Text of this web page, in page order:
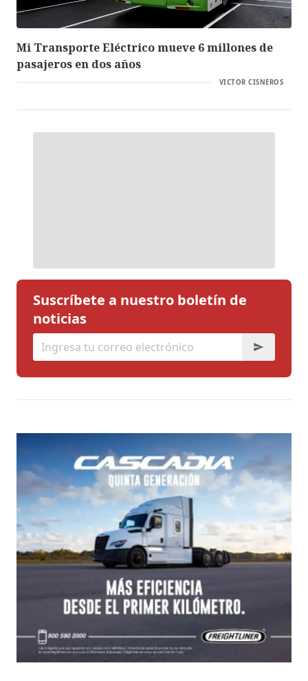
Mi Transporte Eléctrico mueve 6 millones de
pasajeros en dos años
VICTOR CISNEROS
Suscríbete a nuestro boletín de
noticias